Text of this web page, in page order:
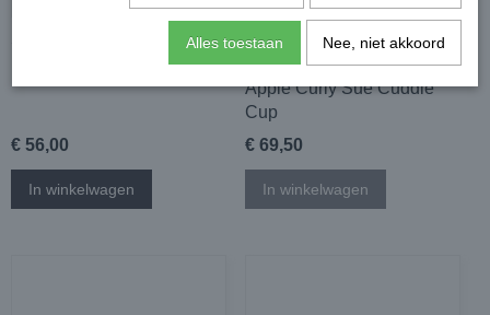
SUSAN LANCI Black Shag
€ 56,00
In winkelwagen
Susan Lanci Golden
Chinchilla with Caramel
Apple Curly Sue Cuddle
Cup
€ 69,50
In winkelwagen
Alles toestaan Nee, niet akkoord